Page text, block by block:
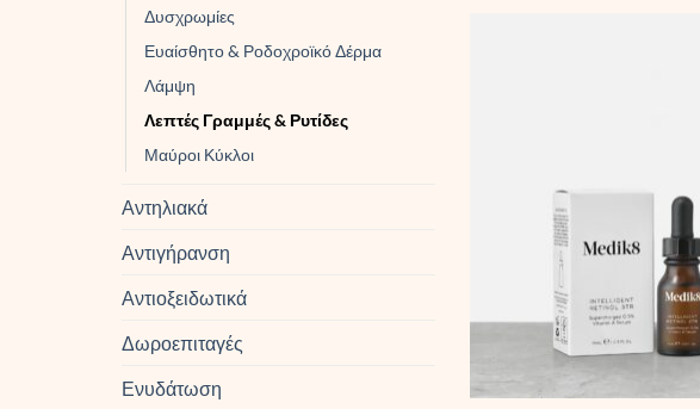
Δυσχρωμίες
Ευαίσθητο & Ροδοχροϊκό Δέρμα
Λάμψη
Λεπτές Γραμμές & Ρυτίδες
Μαύροι Κύκλοι
Αντηλιακά
Αντιγήρανση
Αντιοξειδωτικά
Δωροεπιταγές
Ενυδάτωση